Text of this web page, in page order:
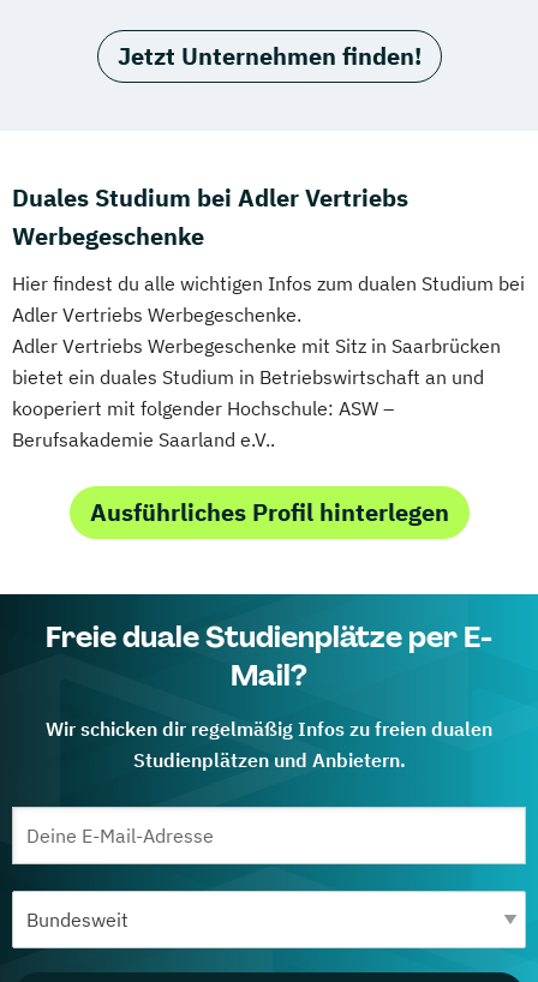
Jetzt Unternehmen finden!
Duales Studium bei Adler Vertriebs
Werbegeschenke
Hier findest du alle wichtigen Infos zum dualen Studium bei
Adler Vertriebs Werbegeschenke.
Adler Vertriebs Werbegeschenke mit Sitz in Saarbrücken
bietet ein duales Studium in Betriebswirtschaft an und
kooperiert mit folgender Hochschule: ASW –
Berufsakademie Saarland e.V..
Ausführliches Profil hinterlegen
Freie duale Studienplätze per E-
Mail?
Wir schicken dir regelmäßig Infos zu freien dualen
Studienplätzen und Anbietern.